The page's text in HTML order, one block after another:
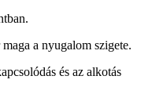
a nyugalom szigete.
és az alkotás